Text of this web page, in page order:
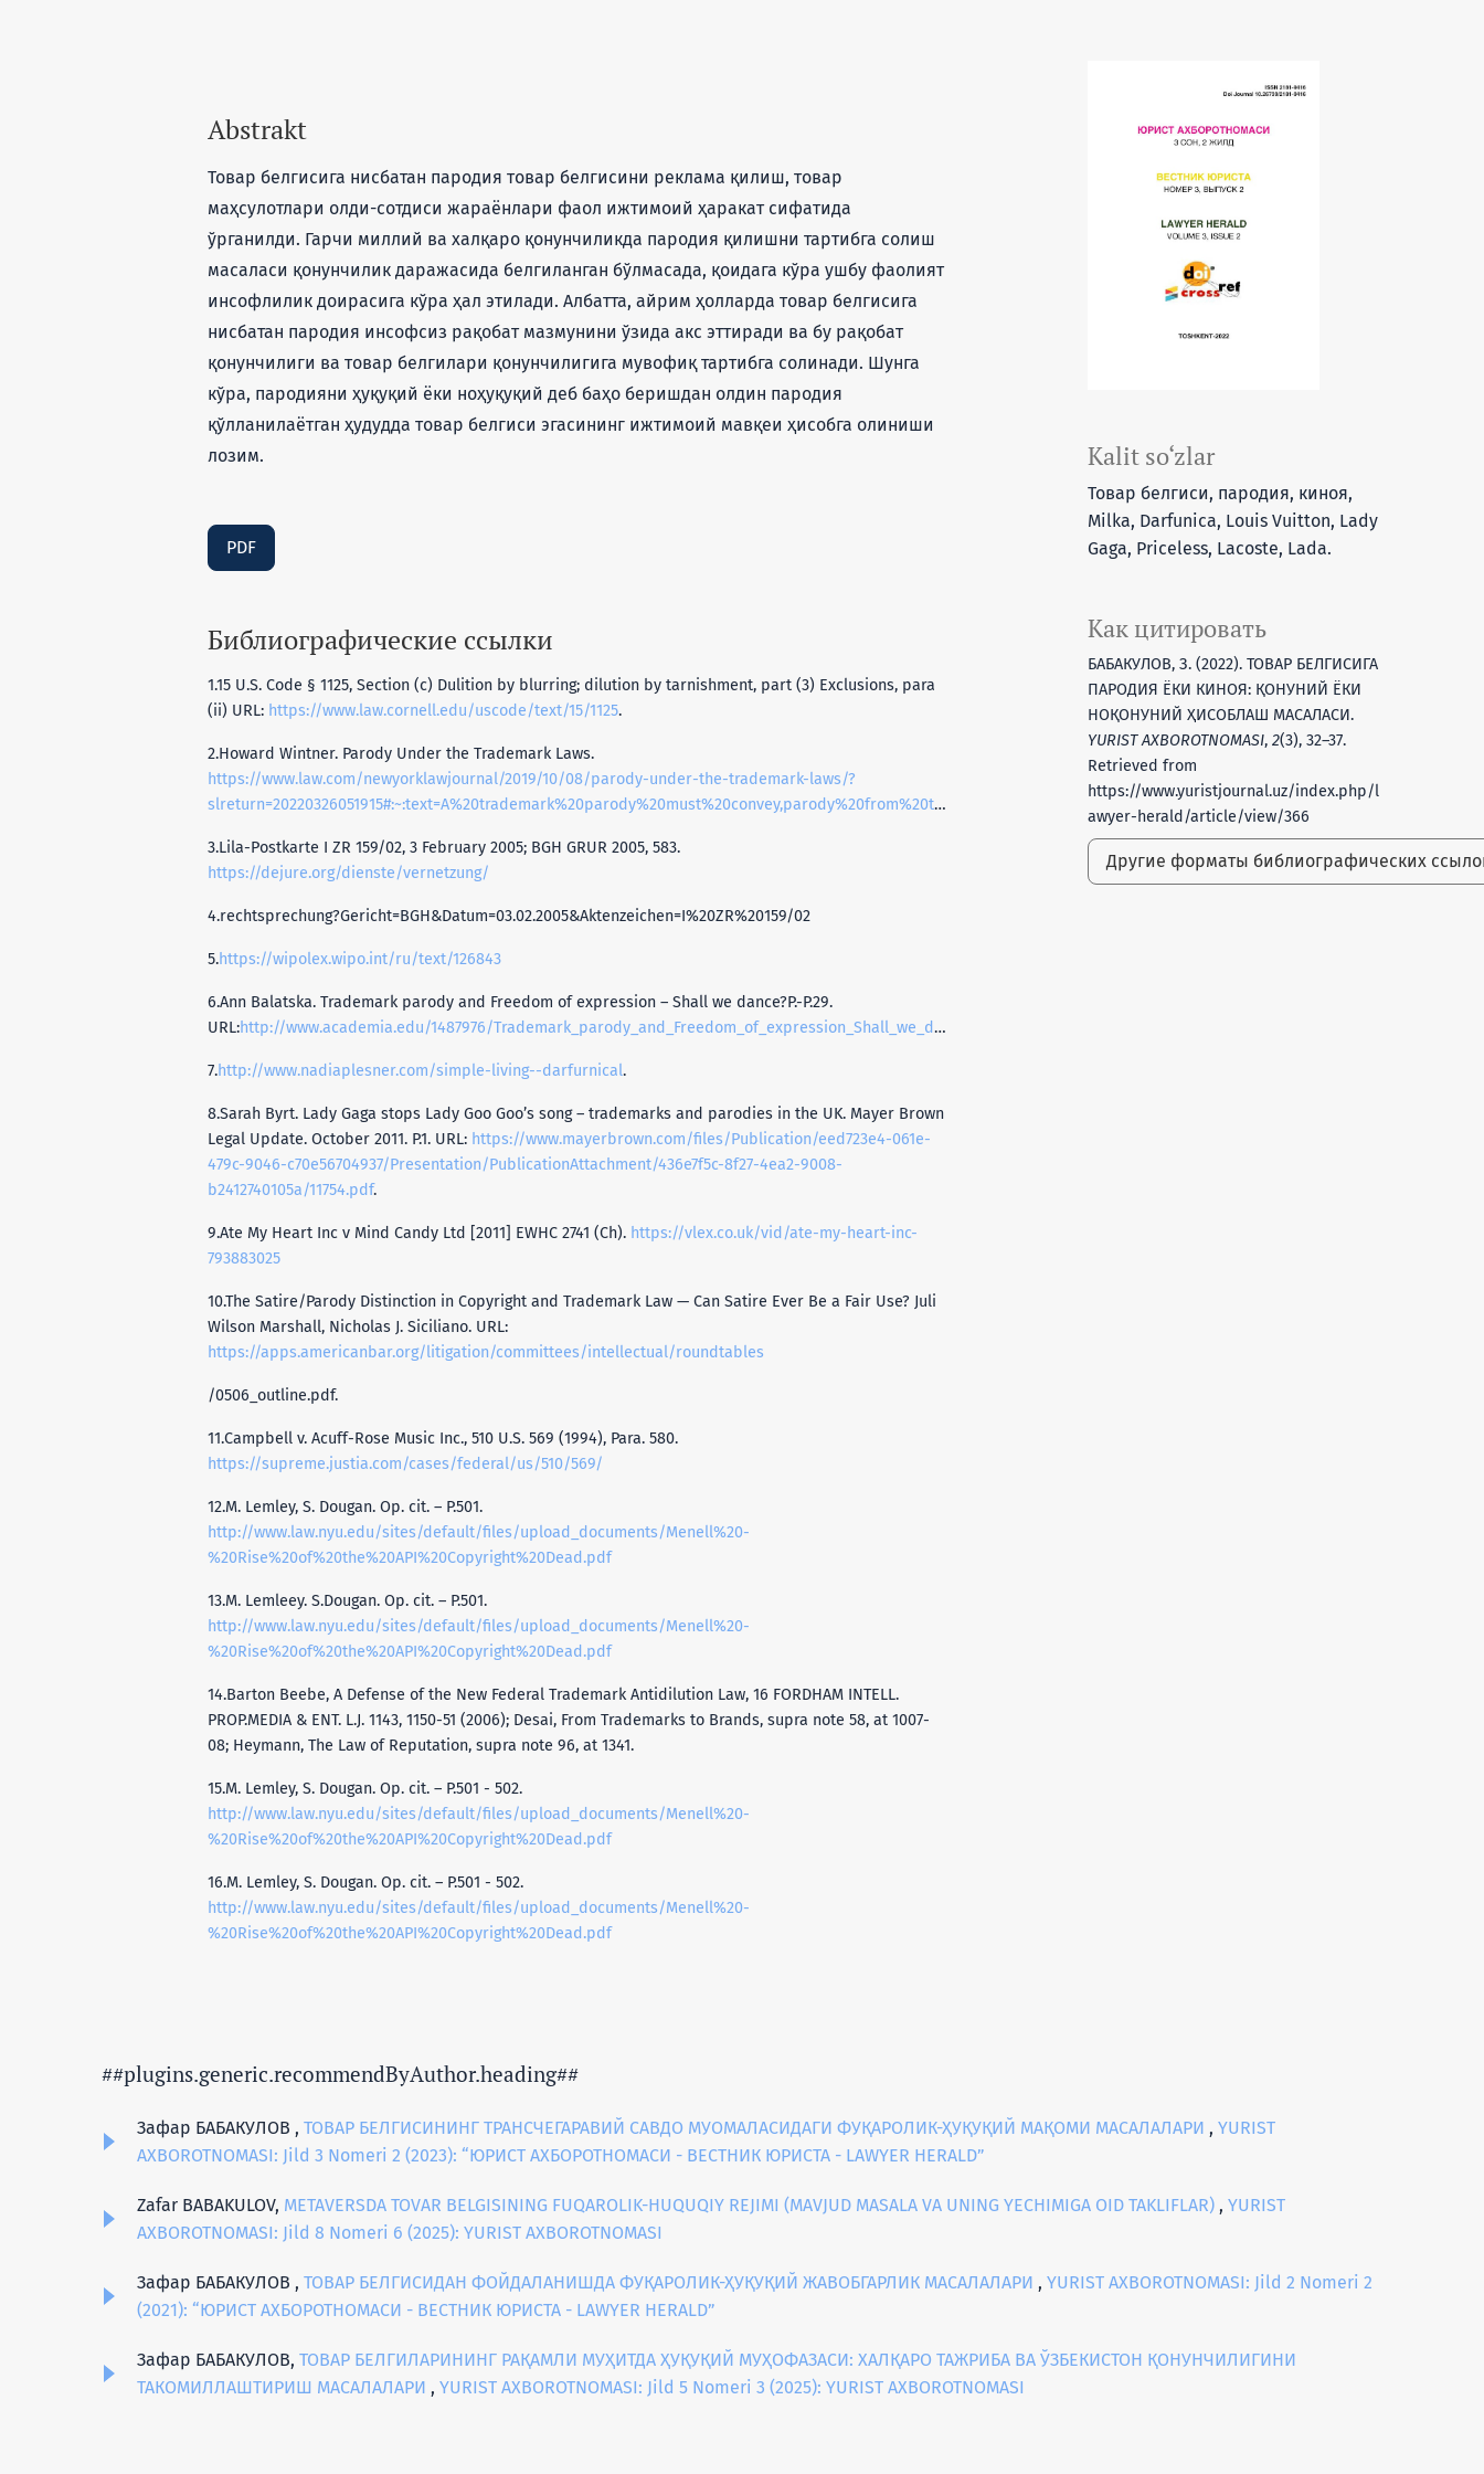
Kalit so‘zlar
Товар белгиси, пародия, киноя,
Milka, Darfunica, Louis Vuitton, Lady
Gaga, Priceless, Lacoste, Lada.
Как цитировать
БАБАКУЛОВ, З. (2022). ТОВАР БЕЛГИСИГА
ПАРОДИЯ ЁКИ КИНОЯ: ҚОНУНИЙ ЁКИ
НОҚОНУНИЙ ҲИСОБЛАШ МАСАЛАСИ.
YURIST AXBOROTNOMASI, 2(3), 32–37.
Retrieved from
https://www.yuristjournal.uz/index.php/l
awyer-herald/article/view/366
Другие форматы библиографических
Abstrakt
Товар белгисига нисбатан пародия товар белгисини реклама қилиш, товар
маҳсулотлари олди-сотдиси жараёнлари фаол ижтимоий ҳаракат сифатида
ўрганилди. Гарчи миллий ва халқаро қонунчиликда пародия қилишни тартибга солиш
масаласи қонунчилик даражасида белгиланган бўлмасада, қоидага кўра ушбу фаолият
инсофлилик доирасига кўра ҳал этилади. Албатта, айрим ҳолларда товар белгисига
нисбатан пародия инсофсиз рақобат мазмунини ўзида акс эттиради ва бу рақобат
қонунчилиги ва товар белгилари қонунчилигига мувофиқ тартибга солинади. Шунга
кўра, пародияни ҳуқуқий ёки ноҳуқуқий деб баҳо беришдан олдин пародия
қўлланилаётган ҳудудда товар белгиси эгасининг ижтимоий мавқеи ҳисобга олиниши
лозим.
PDF
Библиографические ссылки
1.15 U.S. Code § 1125, Section (c) Dulition by blurring; dilution by tarnishment, part (3) Exclusions, para
(ii) URL: https://www.law.cornell.edu/uscode/text/15/1125.
2.Howard Wintner. Parody Under the Trademark Laws.
https://www.law.com/newyorklawjournal/2019/10/08/parody-under-the-trademark-laws/?
slreturn=20220326051915#:~:text=A%20trademark%20parody%20must%20convey,parody%20from%20the%20original%20product
3.Lila-Postkarte I ZR 159/02, 3 February 2005; BGH GRUR 2005, 583.
https://dejure.org/dienste/vernetzung/
4.rechtsprechung?Gericht=BGH&Datum=03.02.2005&Aktenzeichen=I%20ZR%20159/02
5.https://wipolex.wipo.int/ru/text/126843
6.Ann Balatska. Trademark parody and Freedom of expression – Shall we dance?P.-P.29.
URL:http://www.academia.edu/1487976/Trademark_parody_and_Freedom_of_expression_Shall_we_dance_paper
7.http://www.nadiaplesner.com/simple-living--darfurnical.
8.Sarah Byrt. Lady Gaga stops Lady Goo Goo’s song – trademarks and parodies in the UK. Mayer Brown
Legal Update. October 2011. P.1. URL: https://www.mayerbrown.com/files/Publication/eed723e4-061e-
479c-9046-c70e56704937/Presentation/PublicationAttachment/436e7f5c-8f27-4ea2-9008-
b2412740105a/11754.pdf.
9.Ate My Heart Inc v Mind Candy Ltd [2011] EWHC 2741 (Ch). https://vlex.co.uk/vid/ate-my-heart-inc-
793883025
10.The Satire/Parody Distinction in Copyright and Trademark Law — Can Satire Ever Be a Fair Use? Juli
Wilson Marshall, Nicholas J. Siciliano. URL:
https://apps.americanbar.org/litigation/committees/intellectual/roundtables
/0506_outline.pdf.
11.Campbell v. Acuff-Rose Music Inc., 510 U.S. 569 (1994), Para. 580.
https://supreme.justia.com/cases/federal/us/510/569/
12.M. Lemley, S. Dougan. Op. cit. – P.501.
http://www.law.nyu.edu/sites/default/files/upload_documents/Menell%20-
%20Rise%20of%20the%20API%20Copyright%20Dead.pdf
13.M. Lemleey. S.Dougan. Op. cit. – P.501.
http://www.law.nyu.edu/sites/default/files/upload_documents/Menell%20-
%20Rise%20of%20the%20API%20Copyright%20Dead.pdf
14.Barton Beebe, A Defense of the New Federal Trademark Antidilution Law, 16 FORDHAM INTELL.
PROP.MEDIA & ENT. L.J. 1143, 1150-51 (2006); Desai, From Trademarks to Brands, supra note 58, at 1007-
08; Heymann, The Law of Reputation, supra note 96, at 1341.
15.M. Lemley, S. Dougan. Op. cit. – P.501 - 502.
http://www.law.nyu.edu/sites/default/files/upload_documents/Menell%20-
%20Rise%20of%20the%20API%20Copyright%20Dead.pdf
16.M. Lemley, S. Dougan. Op. cit. – P.501 - 502.
http://www.law.nyu.edu/sites/default/files/upload_documents/Menell%20-
%20Rise%20of%20the%20API%20Copyright%20Dead.pdf
##plugins.generic.recommendByAuthor.heading##
Зафар БАБАКУЛОВ , ТОВАР БЕЛГИСИНИНГ ТРАНСЧЕГАРАВИЙ САВДО МУОМАЛАСИДАГИ ФУҚАРОЛИК-ҲУҚУҚИЙ МАҚОМИ МАСАЛАЛАРИ , YURIST
AXBOROTNOMASI: Jild 3 Nomeri 2 (2023): “ЮРИСТ АХБОРОТНОМАСИ - ВЕСТНИК ЮРИСТА - LAWYER HERALD”
Zafar BABAKULOV, MЕTAVЕRSDA TOVAR BЕLGISINING FUQAROLIK-HUQUQIY RЕJIMI (MAVJUD MASALA VA UNING YECHIMIGA OID TAKLIFLAR) , YURIST
AXBOROTNOMASI: Jild 8 Nomeri 6 (2025): YURIST AXBOROTNOMASI
Зафар БАБАКУЛОВ , ТОВАР БЕЛГИСИДАН ФОЙДАЛАНИШДА ФУҚАРОЛИК-ҲУҚУҚИЙ ЖАВОБГАРЛИК МАСАЛАЛАРИ , YURIST AXBOROTNOMASI: Jild 2 Nomeri 2
(2021): “ЮРИСТ АХБОРОТНОМАСИ - ВЕСТНИК ЮРИСТА - LAWYER HERALD”
Зафар БАБАКУЛОВ, ТОВАР БЕЛГИЛАРИНИНГ РАҚАМЛИ МУҲИТДА ҲУҚУҚИЙ МУҲОФАЗАСИ: ХАЛҚАРО ТАЖРИБА ВА ЎЗБЕКИСТОН ҚОНУНЧИЛИГИНИ
ТАКОМИЛЛАШТИРИШ МАСАЛАЛАРИ , YURIST AXBOROTNOMASI: Jild 5 Nomeri 3 (2025): YURIST AXBOROTNOMASI